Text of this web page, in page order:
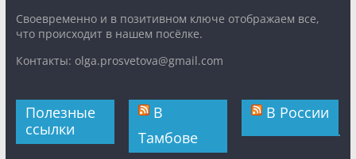
Cвоевременно и в позитивном ключе отображаем все,
что происходит в нашем посёлке.
Контакты: olga.prosvetova@gmail.com
Полезные
ссылки
В
Тамбове
В России